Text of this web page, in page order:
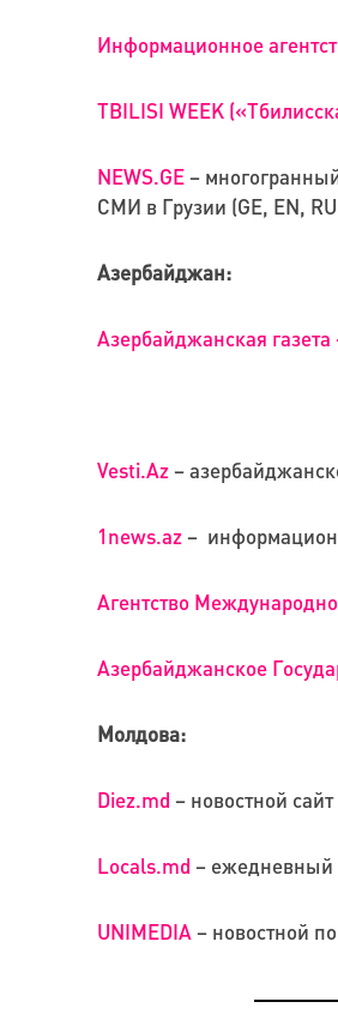
Информационное
TBILISI WEEK
NEWS.GE–
СМИ в Грузии (GE, EN,
Азербайджан:
Азербайджанская
Vesti.Az–
1news.az–
Агентство
Азербайджанское
Молдова:
Diez.md – новостной
Locals.md – ежедневный
UNIMEDIA – новостной